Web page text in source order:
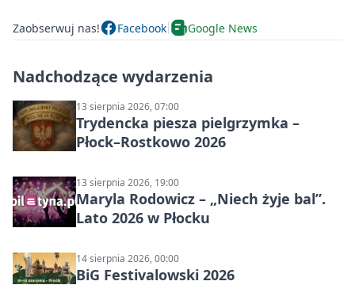
Zaobserwuj nas! Facebook Google News
Nadchodzące wydarzenia
13 sierpnia 2026, 07:00
Trydencka piesza pielgrzymka –
Płock–Rostkowo 2026
13 sierpnia 2026, 19:00
Maryla Rodowicz – „Niech żyje bal”.
Lato 2026 w Płocku
14 sierpnia 2026, 00:00
BiG Festivalowski 2026